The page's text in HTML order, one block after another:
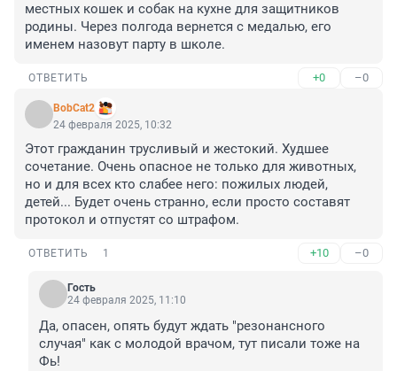
местных кошек и собак на кухне для защитников
родины. Через полгода вернется с медалью, его
именем назовут парту в школе.
ОТВЕТИТЬ +0 –0
BobCat2
24 февраля 2025, 10:32
Этот гражданин трусливый и жестокий. Худшее
сочетание. Очень опасное не только для животных,
но и для всех кто слабее него: пожилых людей,
детей... Будет очень странно, если просто составят
протокол и отпустят со штрафом.
ОТВЕТИТЬ 1 +10 –0
Гость
24 февраля 2025, 11:10
Да, опасен, опять будут ждать "резонансного
случая" как с молодой врачом, тут писали тоже на
Фь!